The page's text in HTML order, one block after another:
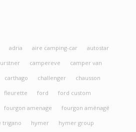
adria aire camping-car
autostar
campereve
camper van
carthago challenger
chausson
fleurette ford
ford custom
fourgon amenage
fourgon aménagé
trigano hymer
hymer group